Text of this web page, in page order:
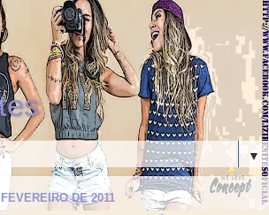
▼
DE 2011